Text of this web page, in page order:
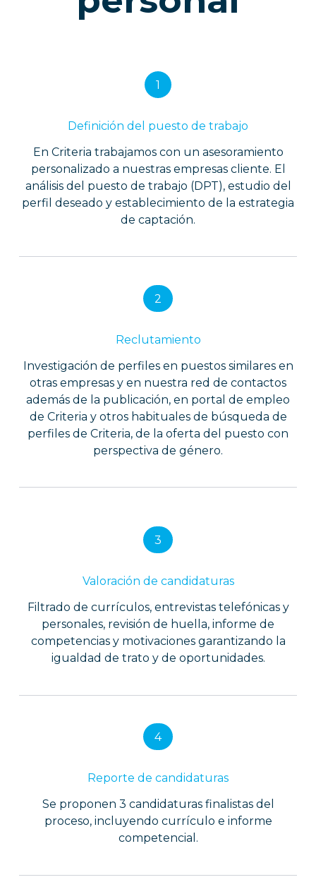
1
Definición del puesto de trabajo
En Criteria trabajamos con un asesoramiento
personalizado a nuestras empresas cliente. El
análisis del puesto de trabajo (DPT), estudio del
perfil deseado y establecimiento de la estrategia
de captación.
2
Reclutamiento
Investigación de perfiles en puestos similares en
otras empresas y en nuestra red de contactos
además de la publicación, en portal de empleo
de Criteria y otros habituales de búsqueda de
perfiles de Criteria, de la oferta del puesto con
perspectiva de género.
3
Valoración de candidaturas
Filtrado de currículos, entrevistas telefónicas y
personales, revisión de huella, informe de
competencias y motivaciones garantizando la
igualdad de trato y de oportunidades.
4
Reporte de candidaturas
Se proponen 3 candidaturas finalistas del
proceso, incluyendo currículo e informe
competencial.